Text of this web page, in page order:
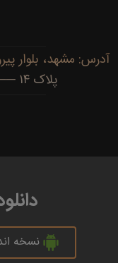
پلاک ۱۴ ──── کدپستی: ۹۱۷۷۷۳۴۴۸۶
نسخه